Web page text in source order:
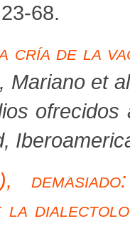
68.
cría de la
Marianoet
la